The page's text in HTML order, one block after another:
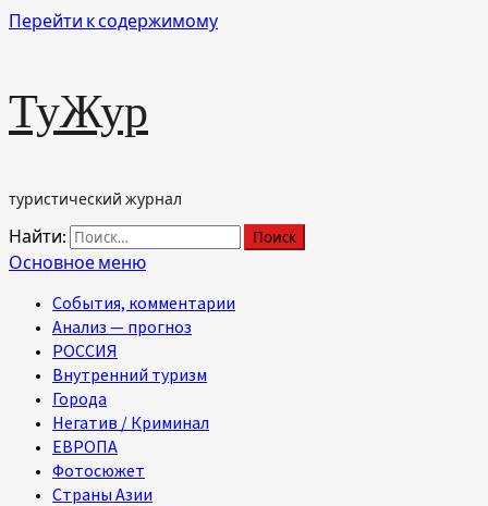
Перейти к содержимому
ТуЖур
туристический журнал
Найти:
Основное меню
События, комментарии
Анализ — прогноз
РОССИЯ
Внутренний туризм
Города
Негатив / Криминал
ЕВРОПА
Фотосюжет
Страны Азии